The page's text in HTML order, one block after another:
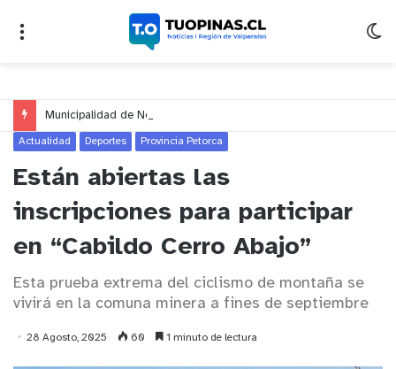
Actualidad Deportes Provincia Petorca
Están abiertas las
inscripciones para participar
en “Cabildo Cerro Abajo”
Esta prueba extrema del ciclismo de montaña se
vivirá en la comuna minera a fines de septiembre
28 Agosto, 2025 60 1 minuto de lectura